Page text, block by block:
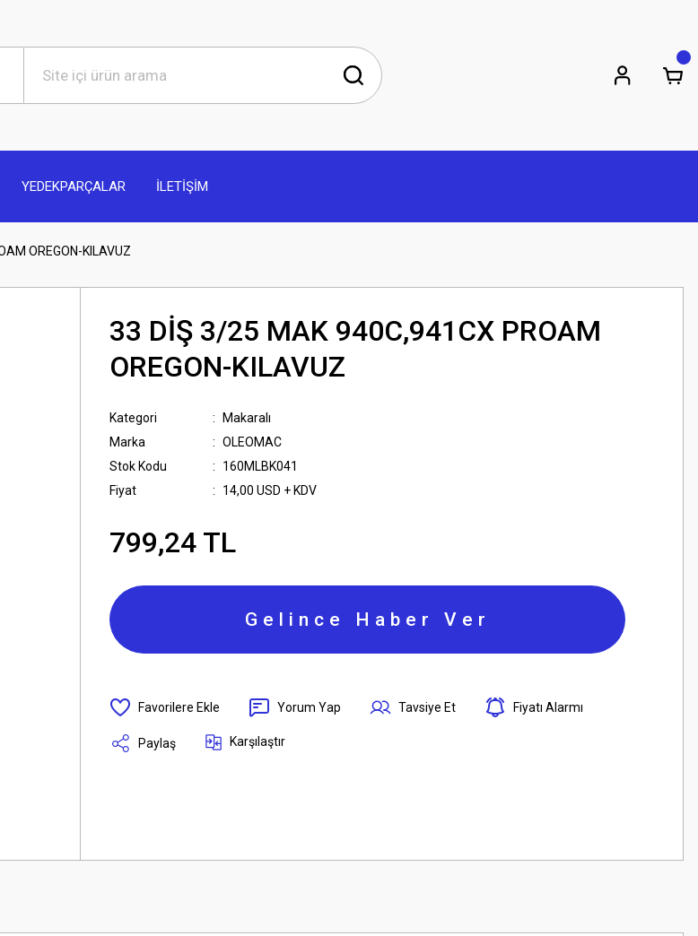
YEDEKPARÇALAR İLETİŞİM
OREGON-KILAVUZ
33 DİŞ 3/25 MAK 940C,941CX PROAM
OREGON-KILAVUZ
Kategori
Makaralı
Marka
OLEOMAC
Stok Kodu
160MLBK041
Fiyat
14,00 USD + KDV
799,24 TL
Gelince Haber Ver
Yorum Yap Tavsiye Et Fiyatı Alarmı
Paylaş Karşılaştır